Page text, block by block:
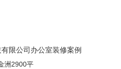
有限公司办公室装修案例
洲2900平